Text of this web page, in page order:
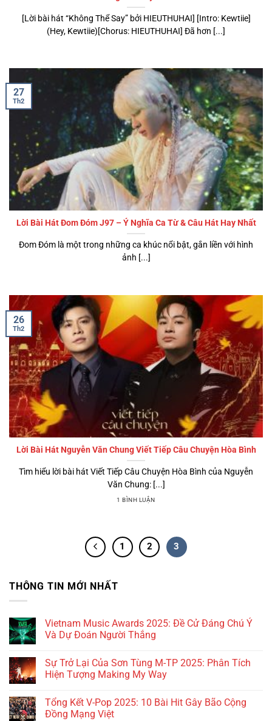
[Lời bài hát “Không Thể Say” bởi HIEUTHUHAI] [Intro: Kewtiie]
(Hey, Kewtiie)[Chorus: HIEUTHUHAI] Đã hơn [...]
Lời Bài Hát Đom Đóm J97 – Ý Nghĩa Ca Từ & Câu Hát Hay Nhất
Đom Đóm là một trong những ca khúc nổi bật, gắn liền với hình
ảnh [...]
27
Th2
Lời Bài Hát Nguyễn Văn Chung Viết Tiếp Câu Chuyện Hòa Bình
Tìm hiểu lời bài hát Viết Tiếp Câu Chuyện Hòa Bình của Nguyễn
Văn Chung: [...]
1 BÌNH LUẬN
26
Th2
1 2 3
THÔNG TIN MỚI NHẤT
Vietnam Music Awards 2025: Đề Cử Đáng Chú Ý
Và Dự Đoán Người Thắng
Sự Trở Lại Của Sơn Tùng M-TP 2025: Phân Tích
Hiện Tượng Making My Way
Tổng Kết V-Pop 2025: 10 Bài Hit Gây Bão Cộng
Đồng Mạng Việt